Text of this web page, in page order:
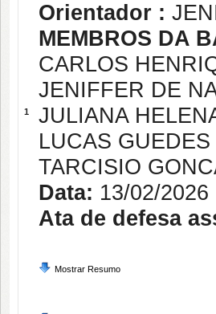
1
Orientador :
MEMBROS DA
CARLOS
JENIFFER DE
JULIANA
LUCAS
TARCISIO
Data: 13/02/2026
Ata de defesa
Mostrar Resumo